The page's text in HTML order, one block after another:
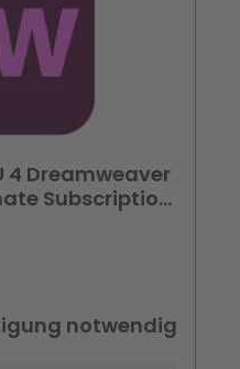
4 Dreamweaver
Subscription
notwendig